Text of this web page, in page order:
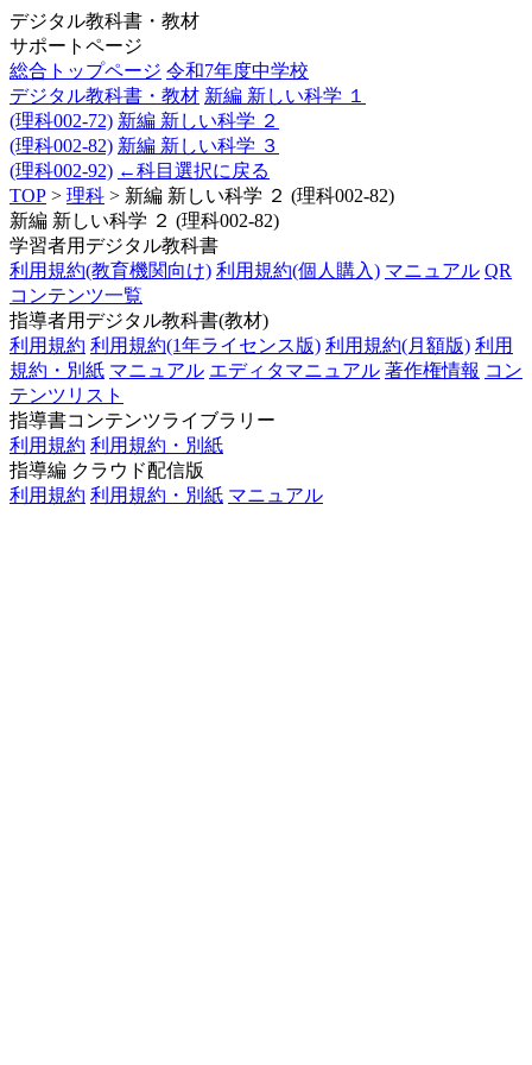
デジタル教科書・教材
サポートページ
総合トップページ 令和7年度中学校
デジタル教科書・教材 新編 新しい科学 １
(理科002-72) 新編 新しい科学 ２
(理科002-82) 新編 新しい科学 ３
(理科002-92) ←科目選択に戻る
TOP > 理科 > 新編 新しい科学 ２ (理科002-82)
新編 新しい科学 ２ (理科002-82)
学習者用デジタル教科書
利用規約(教育機関向け) 利用規約(個人購入) マニュアル QR
コンテンツ一覧
指導者用デジタル教科書(教材)
利用規約 利用規約(1年ライセンス版) 利用規約(月額版) 利用
規約・別紙 マニュアル エディタマニュアル 著作権情報 コン
テンツリスト
指導書コンテンツライブラリー
利用規約 利用規約・別紙
指導編 クラウド配信版
利用規約 利用規約・別紙 マニュアル